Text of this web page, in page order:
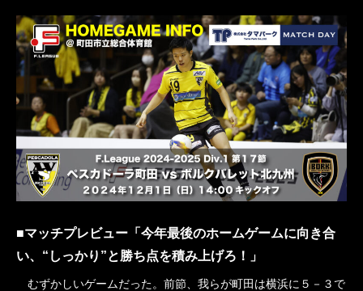
■マッチプレビュー「今年最後のホームゲームに向き合
い、“しっかり”と勝ち点を積み上げろ！」
むずかしいゲームだった。前節、我らが町田は横浜に５－３で